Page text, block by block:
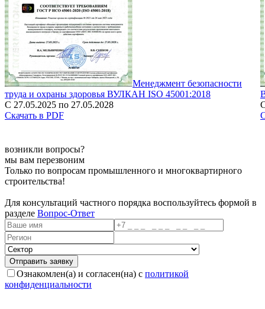
Менеджмент безопасности
труда и охраны здоровья ВУЛКАН ISO 45001:2018
С 27.05.2025 по 27.05.2028
Скачать в PDF
возникли вопросы?
мы вам перезвоним
Только по вопросам промышленного и многоквартирного
строительства!
Для консультаций частного порядка воспользуйтесь формой в
разделе Вопрос-Ответ
Ознакомлен(а) и согласен(на) с политикой
конфиденциальности